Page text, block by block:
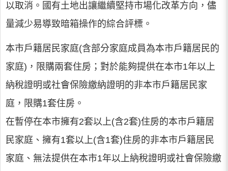
以取消。國有土地出讓繼續堅持市場化改革方向，儘
量減少易導致暗箱操作的綜合評標。
本市戶籍居民家庭(含部分家庭成員為本市戶籍居民的
家庭)，限購兩套住房；對於能夠提供在本市1年以上
納稅證明或社會保險繳納證明的非本市戶籍居民家
庭，限購1套住房。
在暫停在本市擁有2套以上(含2套)住房的本市戶籍居
民家庭、擁有1套以上(含1套)住房的非本市戶籍居民
家庭、無法提供在本市1年以上納稅證明或社會保險繳